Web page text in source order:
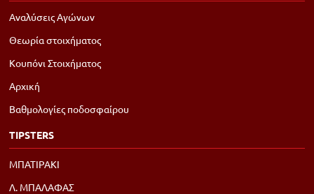
Αναλύσεις Αγώνων
Θεωρία στοιχήματος
Κουπόνι Στοιχήματος
Αρχική
Βαθμολογίες ποδοσφαίρου
TIPSTERS
ΜΠΑΤΙΡΑΚΙ
Λ. ΜΠΑΛΑΦΑΣ